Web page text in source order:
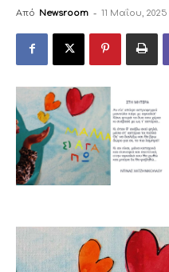
Από Newsroom - 11 Μαΐου, 2025